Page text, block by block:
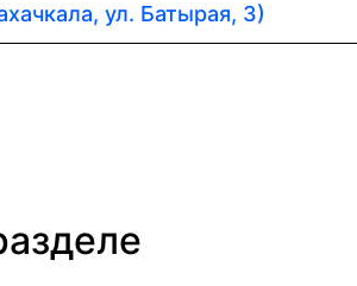
ул. Батырая, 3)